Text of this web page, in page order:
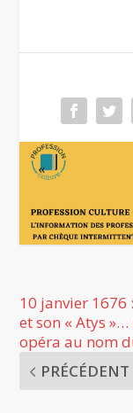
10 janvier 1676
et son « Atys »…
opéra au nom
PRÉCÉDENT